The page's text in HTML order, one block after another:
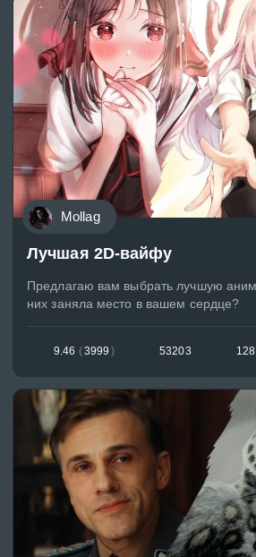
Mollag
Лучшая 2D-вайфу
Предлагаю вам выбрать лучшую
них заняла место в вашем сердце?
9.46 (3999 ) 53203 128